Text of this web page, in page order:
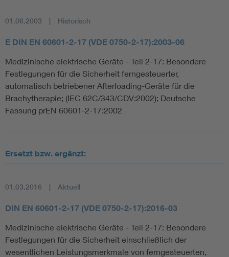
01.06.2003 Historisch
E DIN EN 60601-2-17 (VDE 0750-2-17):2003-06
Medizinische elektrische Geräte - Teil 2-17: Besondere
Festlegungen für die Sicherheit ferngesteuerter,
automatisch betriebener Afterloading-Geräte für die
Brachytherapie; (IEC 62C/343/CDV:2002); Deutsche
Fassung prEN 60601-2-17:2002
Ersetzt bzw. ergänzt:
01.03.2016 Aktuell
DIN EN 60601-2-17 (VDE 0750-2-17):2016-03
Medizinische elektrische Geräte - Teil 2-17: Besondere
Festlegungen für die Sicherheit einschließlich der
wesentlichen Leistungsmerkmale von ferngesteuerten,